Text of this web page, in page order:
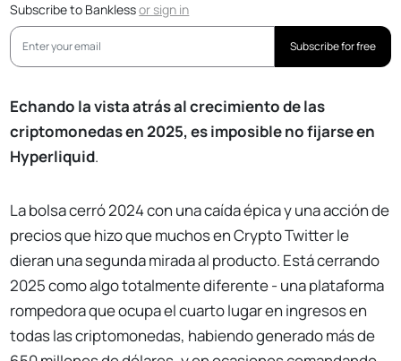
Subscribe to Banklessorsign in
Subscribe for free
Echando la vista atrás al crecimiento de las
criptomonedas en 2025, es imposible no fijarse en
Hyperliquid.
La bolsa cerró 2024 con una caída épica y una acción de
precios que hizo que muchos en Crypto Twitter le
dieran una segunda mirada al producto. Está cerrando
2025 como algo totalmente diferente - una plataforma
rompedora que ocupa el cuarto lugar en ingresos en
todas las criptomonedas, habiendo generado más de